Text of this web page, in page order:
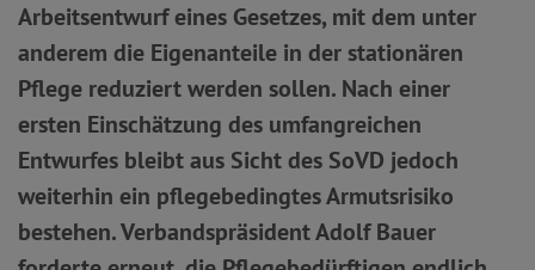
Arbeitsentwurf eines Gesetzes, mit dem unter
anderem die Eigenanteile in der stationären
Pflege reduziert werden sollen. Nach einer
ersten Einschätzung des umfangreichen
Entwurfes bleibt aus Sicht des SoVD jedoch
weiterhin ein pflegebedingtes Armutsrisiko
bestehen. Verbandspräsident Adolf Bauer